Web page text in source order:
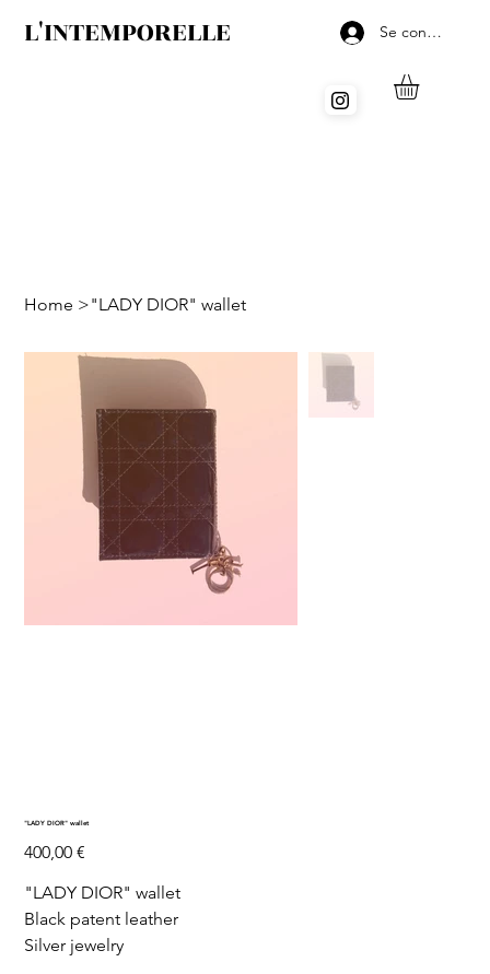
L'INTEMPORELLE Se connecter
Home >"LADY DIOR" wallet
"LADY DIOR" wallet
Prix
400,00 €
"LADY DIOR" wallet
Black patent leather
Silver jewelry